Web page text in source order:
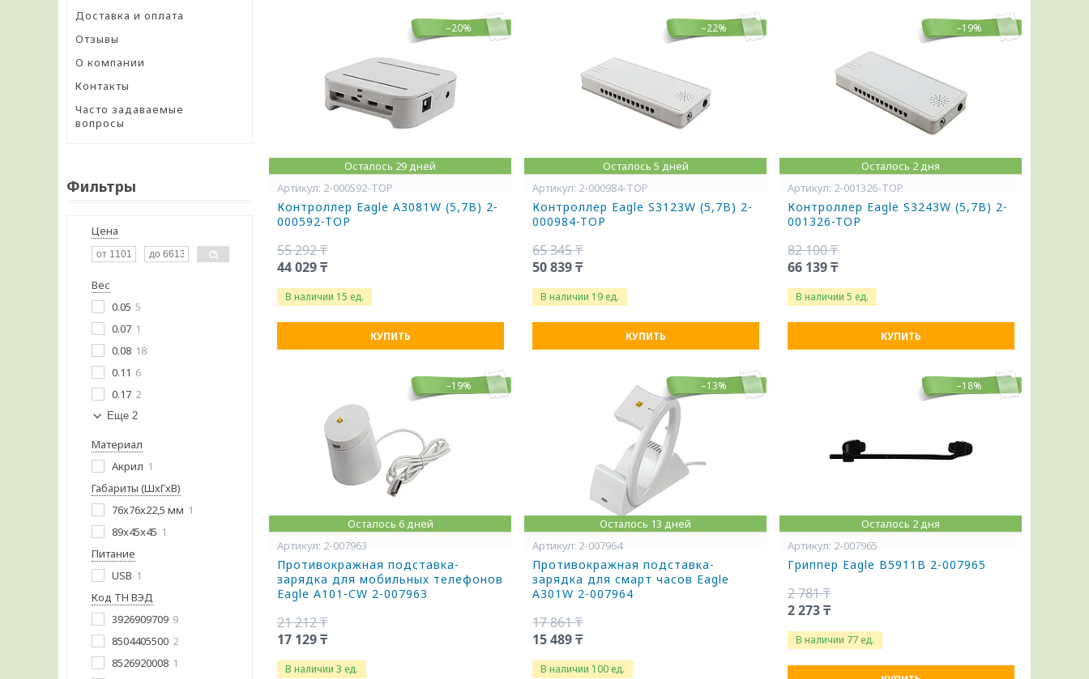
Доставка и оплата
Отзывы
О компании
Контакты
Часто задаваемые
вопросы
Фильтры
Цена
Вес
0.05 5
0.07 1
0.08 18
0.11 6
0.17 2
Еще 2
Материал
Акрил 1
Габариты (ШхГхВ)
76х76х22,5 мм 1
89x45x45 1
Питание
USB 1
Код ТН ВЭД
3926909709 9
8504405500 2
8526920008 1
–20%
Осталось 29 дней
2-000592-TOP
Контроллер Eagle A3081W (5,7B) 2-
000592-TOP
55 292 ₸
44 029 ₸
В наличии 15 ед.
КУПИТЬ
–22%
Осталось 5 дней
2-000984-TOP
Контроллер Eagle S3123W (5,7B) 2-
000984-TOP
65 345 ₸
50 839 ₸
В наличии 19 ед.
КУПИТЬ
–19%
Осталось 2 дня
2-001326-TOP
Контроллер Eagle S3243W (5,7B) 2-
001326-TOP
82 100 ₸
66 139 ₸
В наличии 5 ед.
КУПИТЬ
–19%
Осталось 6 дней
2-007963
Противокражная подставка-
зарядка для мобильных телефонов
Eagle A101-CW 2-007963
21 212 ₸
17 129 ₸
В наличии 3 ед.
–13%
Осталось 13 дней
2-007964
Противокражная подставка-
зарядка для смарт часов Eagle
A301W 2-007964
17 861 ₸
15 489 ₸
В наличии 100 ед.
–18%
Осталось 2 дня
2-007965
Гриппер Eagle B5911B 2-007965
2 781 ₸
2 273 ₸
В наличии 77 ед.